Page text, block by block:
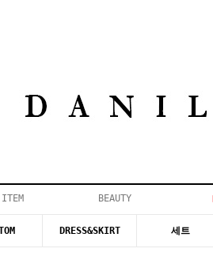
BEAUTY
DRESS&SKIRT 세트